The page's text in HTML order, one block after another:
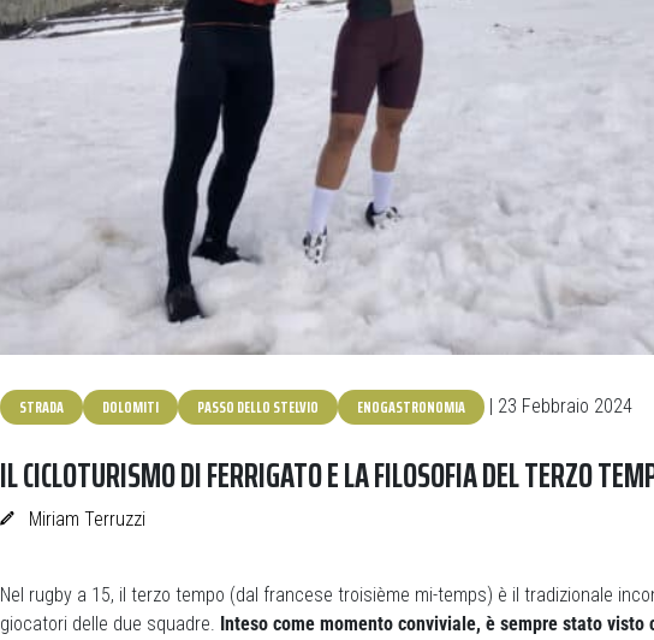
STRADA DOLOMITI PASSO DELLO STELVIO ENOGASTRONOMIA | 23 Febbraio 2024
IL CICLOTURISMO DI FERRIGATO E LA FILOSOFIA DEL TERZO
Miriam Terruzzi
Nel rugby a 15, il terzo tempo (dal francese troisième mi-temps) è il tradizionale
giocatori delle due squadre. Inteso come momento conviviale, è sempre stato visto